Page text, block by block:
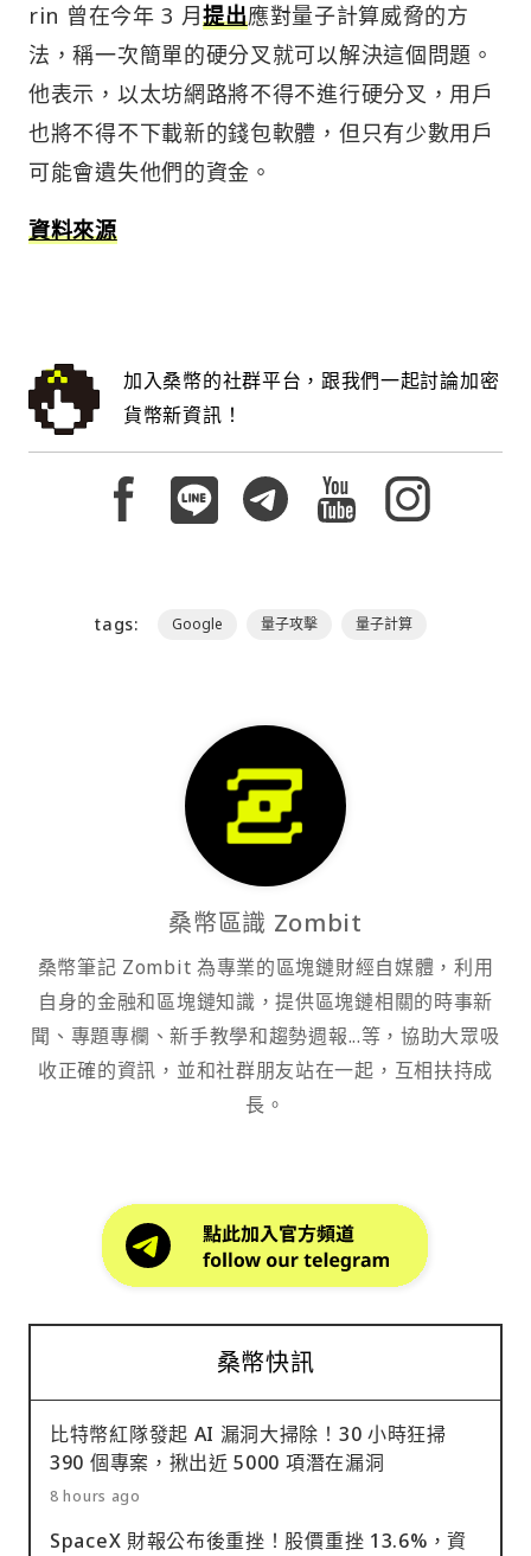
rin 曾在今年 3 月提出應對量子計算威脅的方
法，稱一次簡單的硬分叉就可以解決這個問題。
他表示，以太坊網路將不得不進行硬分叉，用戶
也將不得不下載新的錢包軟體，但只有少數用戶
可能會遺失他們的資金。
資料來源
加入桑幣的社群平台，跟我們一起討論加密
貨幣新資訊！
tags: Google 量子攻擊 量子計算
桑幣區識 Zombit
桑幣筆記 Zombit 為專業的區塊鏈財經自媒體，利用
自身的金融和區塊鏈知識，提供區塊鏈相關的時事新
聞、專題專欄、新手教學和趨勢週報...等，協助大眾吸
收正確的資訊，並和社群朋友站在一起，互相扶持成
長。
桑幣快訊
比特幣紅隊發起 AI 漏洞大掃除！30 小時狂掃
390 個專案，揪出近 5000 項潛在漏洞
8 hours ago
SpaceX 財報公布後重挫！股價重挫 13.6%，資